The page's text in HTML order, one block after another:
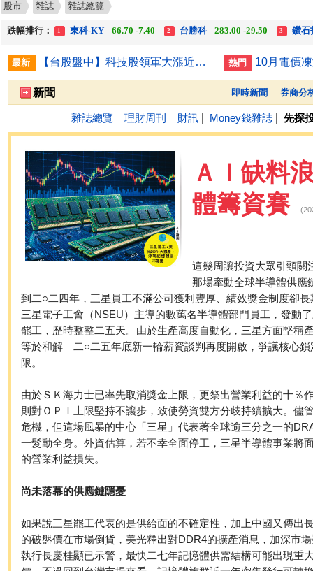
股市 雜誌 雜誌總覽
漲幅排行： 1 台達電 1,815.00 +165.00 新 纖24.75 +2.25
台
跌幅排行：
1 東科-KY 66.70 -7.40 2 台勝科 283.00 -29.50 3
鑽
跌停排行：
最新 【台股盤中】科技股領軍大漲近千點 站上45000點大關 熱門
新聞 即時新聞 券商分
雜誌總覽 理財周刊 財訊 Money錢雜誌 先探
ＡＩ缺料
體籌資賽
這幾周讓投資大眾引頸關
那場牽動全球半導體供應
到二○二四年，三星員工不滿公司獲利豐厚、績效獎金制度卻
三星電子工會（NSEU）主導的數萬名半導體部門員工，發動
罷工，歷時整整二五天。由於生產高度自動化，三星方面堅稱
等於和解—二○二五年底新一輪薪資談判再度開啟，爭議核心
限。
由於ＳＫ海力士已率先取消獎金上限，更祭出營業利益的十％
則對ＯＰＩ上限堅持不讓步，致使勞資雙方分歧持續擴大。儘
危機，但這場風暴的中心「三星」代表著全球逾三分之一的
一髮動全身。外資估算，若不幸全面停工，三星半導體事業將
的營業利益損失。
尚未落幕的供應鏈隱憂
如果說三星罷工代表的是供給面的不確定性，加上中國又傳出
的破盤價在市場倒貨，美光釋出對DDR4的擴產消息，加深市
執行長慶桂顯已示警，最快二七年記憶體供需結構可能出現重